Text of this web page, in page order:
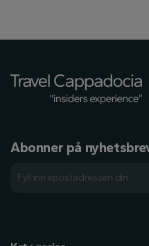
Abonner på